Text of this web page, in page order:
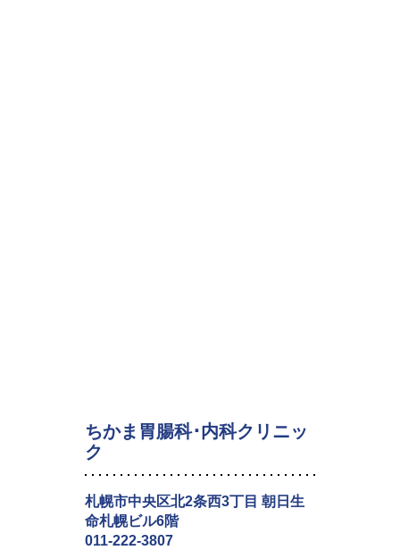
ちかま胃腸科･内科クリニッ
ク
札幌市中央区北2条西3丁目 朝日生
命札幌ビル6階
011-222-3807